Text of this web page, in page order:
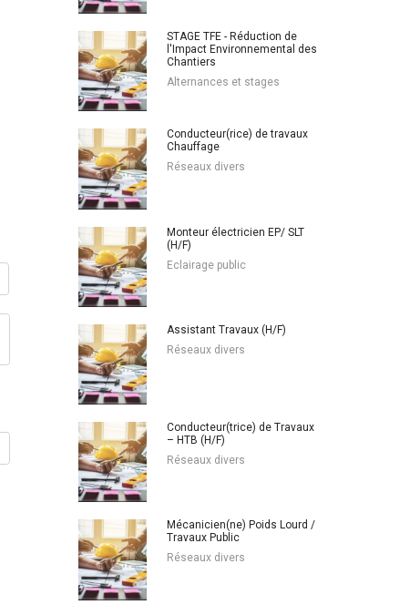
STAGE TFE - Réduction de
l'Impact Environnemental des
Chantiers
Alternances et stages
Conducteur(rice) de travaux
Chauffage
Réseaux divers
Monteur électricien EP/ SLT
(H/F)
Eclairage public
Assistant Travaux (H/F)
Réseaux divers
Conducteur(trice) de Travaux
– HTB (H/F)
Réseaux divers
Mécanicien(ne) Poids Lourd /
Travaux Public
Réseaux divers